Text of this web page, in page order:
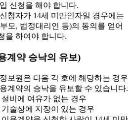
신청을 해야 합니다.
청자가 14세 미만인자일 경우에는
모, 법정대리인 등)의 동의를 얻어
을 하여야 합니다.
계약 승낙의 유보)
보원은 다음 각 호에 해당하는 경우
계약의 승낙을 유보할 수 있습니다.
설비에 여유가 없는 경우
기술상에 지장이 있는 경우